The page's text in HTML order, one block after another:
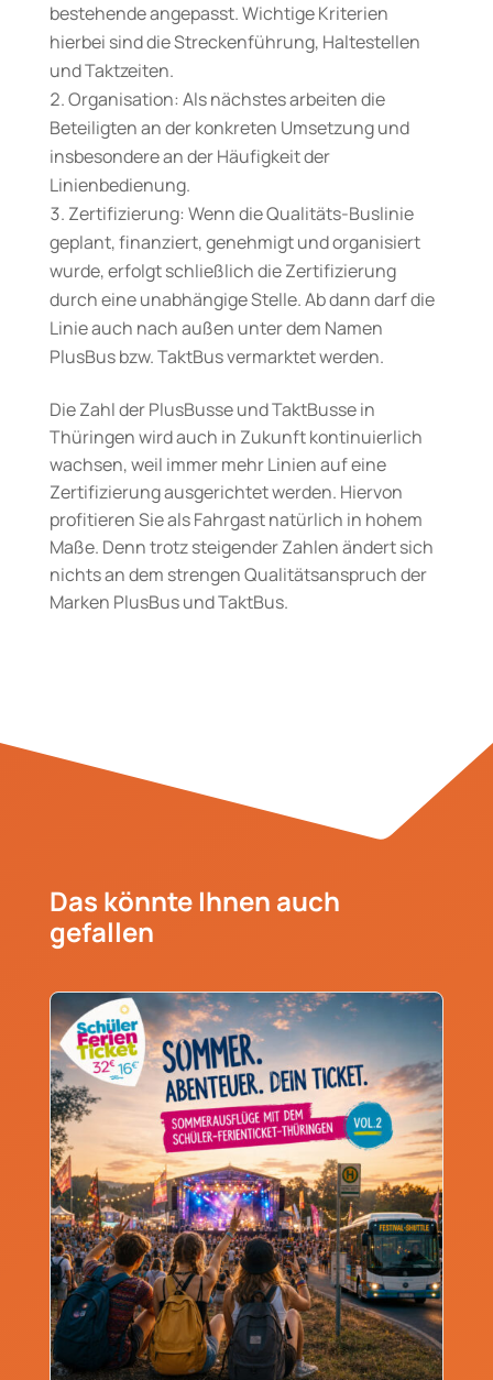
bestehende angepasst. Wichtige Kriterien
hierbei sind die Streckenführung, Haltestellen
und Taktzeiten.
Organisation: Als nächstes arbeiten die
Beteiligten an der konkreten Umsetzung und
insbesondere an der Häufigkeit der
Linienbedienung.
Zertifizierung: Wenn die Qualitäts-Buslinie
geplant, finanziert, genehmigt und organisiert
wurde, erfolgt schließlich die Zertifizierung
durch eine unabhängige Stelle. Ab dann darf die
Linie auch nach außen unter dem Namen
PlusBus bzw. TaktBus vermarktet werden.
Die Zahl der PlusBusse und TaktBusse in
Thüringen wird auch in Zukunft kontinuierlich
wachsen, weil immer mehr Linien auf eine
Zertifizierung ausgerichtet werden. Hiervon
profitieren Sie als Fahrgast natürlich in hohem
Maße. Denn trotz steigender Zahlen ändert sich
nichts an dem strengen Qualitätsanspruch der
Marken PlusBus und TaktBus.
Das könnte Ihnen auch
gefallen